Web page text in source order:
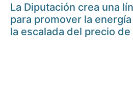
La Diputación crea una
para promover la
la escalada del precio de